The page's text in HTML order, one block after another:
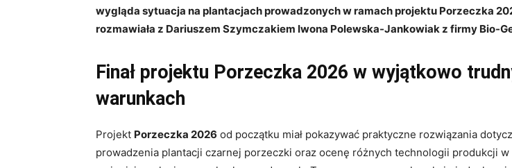
wygląda sytuacja na plantacjach prowadzonych w ramach projektu Porzeczka
rozmawiała z Dariuszem Szymczakiem Iwona Polewska-Jankowiak z firmy Bio-
Finał projektu Porzeczka 2026 w wyjątkowo
warunkach
Projekt Porzeczka 2026 od początku miał pokazywać praktyczne rozwiązania
prowadzenia plantacji czarnej porzeczki oraz ocenę różnych technologii produkcji w